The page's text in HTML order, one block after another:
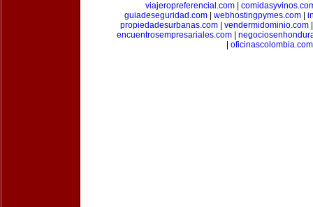
viajeropreferencial.com
guiadeseguridad.com| webhostingpymes.com|
propiedadesurbanas.com
vendermidominio.com
encuentrosempresariales.com|
oficinascolombia.com